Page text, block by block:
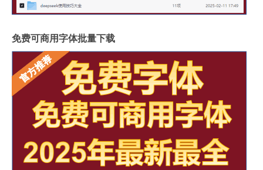
免费可商用字体批量下载